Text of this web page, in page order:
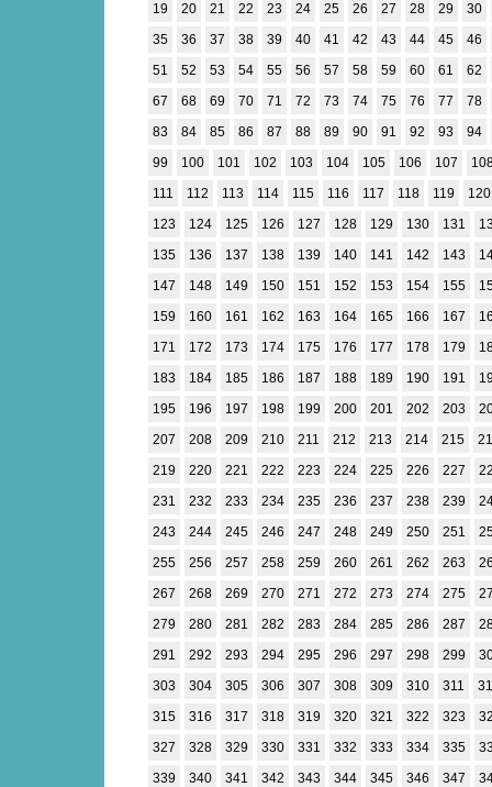
19
20 21 22 23 24 25 26 27 28 29
30
35
36 37 38 39 40 41 42 43 44 45
46
51
52 53 54 55 56 57 58 59 60 61
62
67
68 69 70 71 72 73 74 75 76 77
78
83
84 85 86 87 88 89 90 91 92 93
94
99
100 101 102 103 104 105 106 107
111
112 113 114 115 116 117 118 119
120
123
124 125 126 127 128 129 130 131
135
136 137 138 139 140 141 142 143
147
148 149 150 151 152 153 154 155
159
160 161 162 163 164 165 166 167
171
172 173 174 175 176 177 178 179
183
184 185 186 187 188 189 190 191
195
196 197 198 199 200 201 202 203
207
208 209 210 211 212 213 214 215
219
220 221 222 223 224 225 226 227
231
232 233 234 235 236 237 238 239
243
244 245 246 247 248 249 250 251
255
256 257 258 259 260 261 262 263
267
268 269 270 271 272 273 274 275
279
280 281 282 283 284 285 286 287
291
292 293 294 295 296 297 298 299
303
304 305 306 307 308 309 310 311
315
316 317 318 319 320 321 322 323
327
328 329 330 331 332 333 334 335
339
340 341 342 343 344 345 346 347